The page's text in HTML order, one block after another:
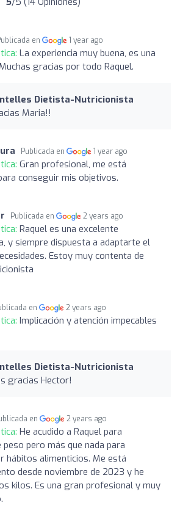
en 1 year ago
La experiencia muy buena, es una
gracias por todo Raquel.
Dietista-Nutricionista
Maria!!
Publicada en 1 year ago
Gran profesional, me está
conseguir mis objetivos.
Publicada en 2 years ago
Raquel es una excelente
y siempre dispuesta a adaptarte el
Estoy muy contenta de
en 2 years ago
Implicación y atención impecables
Dietista-Nutricionista
gracias Hector!
en 2 years ago
He acudido a Raquel para
pero más que nada para
hábitos alimenticios. Me está
desde noviembre de 2023 y he
kilos. Es una gran profesional y muy